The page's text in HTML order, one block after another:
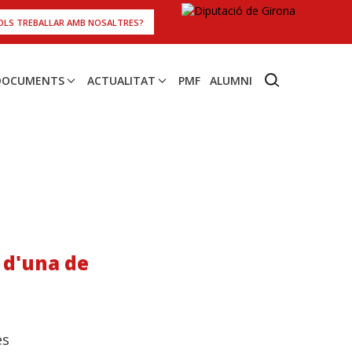
TREBALLAR AMB NOSALTRES?
ACTUALITAT PMF ALUMNI
d'una de